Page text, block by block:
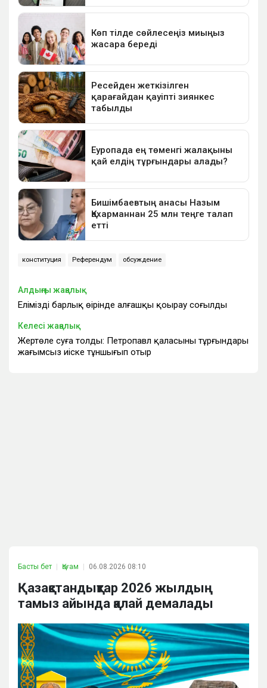
конституция Референдум обсуждение
Алдыңғы жаңалық
Еліміздің барлық өңірінде алғашқы қоңырау соғылды
Келесі жаңалық
Жертөле суға толды: Петропавл қаласының тұрғындары
жағымсыз иіске тұншығып отыр
Басты бет Қоғам 06.08.2026 08:10
Қазақстандықтар 2026 жылдың
тамыз айында қалай демалады